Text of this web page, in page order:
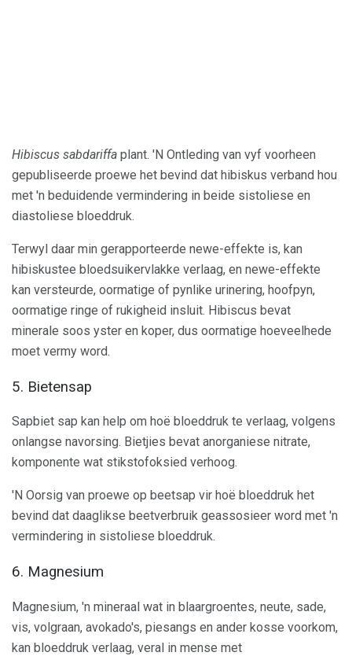
Hibiscus sabdariffa plant. 'N Ontleding van vyf voorheen
gepubliseerde proewe het bevind dat hibiskus verband hou
met 'n beduidende vermindering in beide sistoliese en
diastoliese bloeddruk.
Terwyl daar min gerapporteerde newe-effekte is, kan
hibiskustee bloedsuikervlakke verlaag, en newe-effekte
kan versteurde, oormatige of pynlike urinering, hoofpyn,
oormatige ringe of rukigheid insluit. Hibiscus bevat
minerale soos yster en koper, dus oormatige hoeveelhede
moet vermy word.
5. Bietensap
Sapbiet sap kan help om hoë bloeddruk te verlaag, volgens
onlangse navorsing. Bietjies bevat anorganiese nitrate,
komponente wat stikstofoksied verhoog.
'N Oorsig van proewe op beetsap vir hoë bloeddruk het
bevind dat daaglikse beetverbruik geassosieer word met 'n
vermindering in sistoliese bloeddruk.
6. Magnesium
Magnesium, 'n mineraal wat in blaargroentes, neute, sade,
vis, volgraan, avokado's, piesangs en ander kosse voorkom,
kan bloeddruk verlaag, veral in mense met